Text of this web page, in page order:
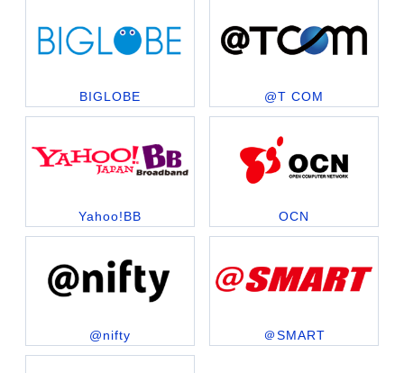
BIGLOBE @T COM
Yahoo!BB OCN
@nifty ＠SMART